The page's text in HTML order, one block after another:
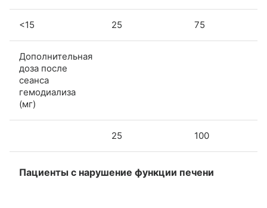
<15 25 75
Дополнительная
доза после
сеанса
гемодиализа
(мг)
25 100
Пациенты с нарушение функции печени